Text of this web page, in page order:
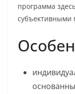
программа
субъективными